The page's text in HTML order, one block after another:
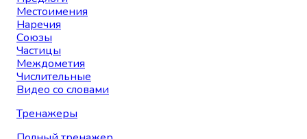
Местоимения
Наречия
Союзы
Частицы
Междометия
Числительные
Видео со словами
Тренажеры